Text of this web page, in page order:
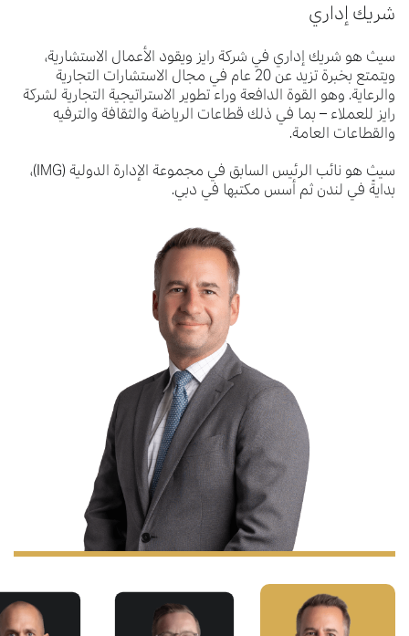
شريك إداري
سيث هو شريك إداري في شركة رايز ويقود الأعمال الاستشارية،
ويتمتع بخبرة تزيد عن 20 عام في مجال الاستشارات التجارية
والرعاية. وهو القوة الدافعة وراء تطوير الاستراتيجية التجارية لشركة
رايز للعملاء – بما في ذلك قطاعات الرياضة والثقافة والترفيه
والقطاعات العامة.
سيث هو نائب الرئيس السابق في مجموعة الإدارة الدولية (IMG)،
بدايةً في لندن ثم أسس مكتبها في دبي.